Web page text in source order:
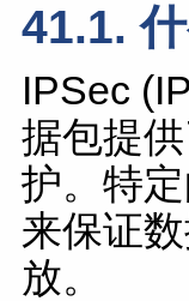
41.1.
IPSec
据包提
护。特
来保证
放。